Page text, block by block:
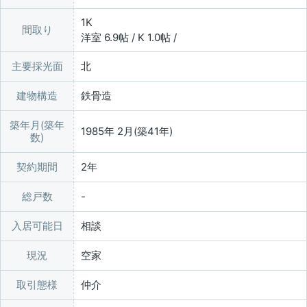
間取り
1K
洋室 6.9帖 / K 1.0帖 /
主要採光面 北
建物構造 鉄骨造
築年月(築年
数)
1985年 2月(築41年)
契約期間 2年
総戸数
入居可能日 相談
現況 空家
取引態様 仲介